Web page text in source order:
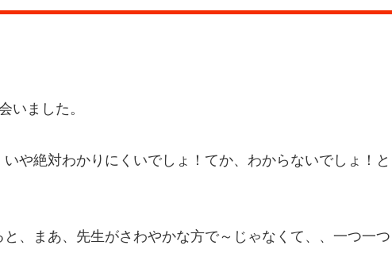
いました。
や絶対わかりにくいでしょ！てか、わからないでしょ！と
、まあ、先生がさわやかな方で～じゃなくて、、一つ一つ